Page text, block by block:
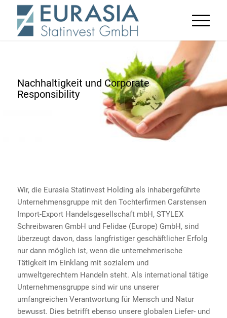
Nachhaltigkeit und Corporate
Responsibility
Wir, die Eurasia Statinvest Holding als inhabergeführte
Unternehmensgruppe mit den Tochterfirmen Carstensen
Import-Export Handelsgesellschaft mbH, STYLEX
Schreibwaren GmbH und Felidae (Europe) GmbH, sind
überzeugt davon, dass langfristiger geschäftlicher Erfolg
nur dann möglich ist, wenn die unternehmerische
Tätigkeit im Einklang mit sozialem und
umweltgerechtem Handeln steht. Als international tätige
Unternehmensgruppe sind wir uns unserer
umfangreichen Verantwortung für Mensch und Natur
bewusst. Dies betrifft ebenso unsere globalen Liefer- und